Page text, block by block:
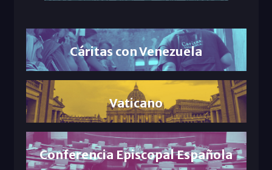
Cáritas con Venezuela
Vaticano
Conferencia Episcopal Española